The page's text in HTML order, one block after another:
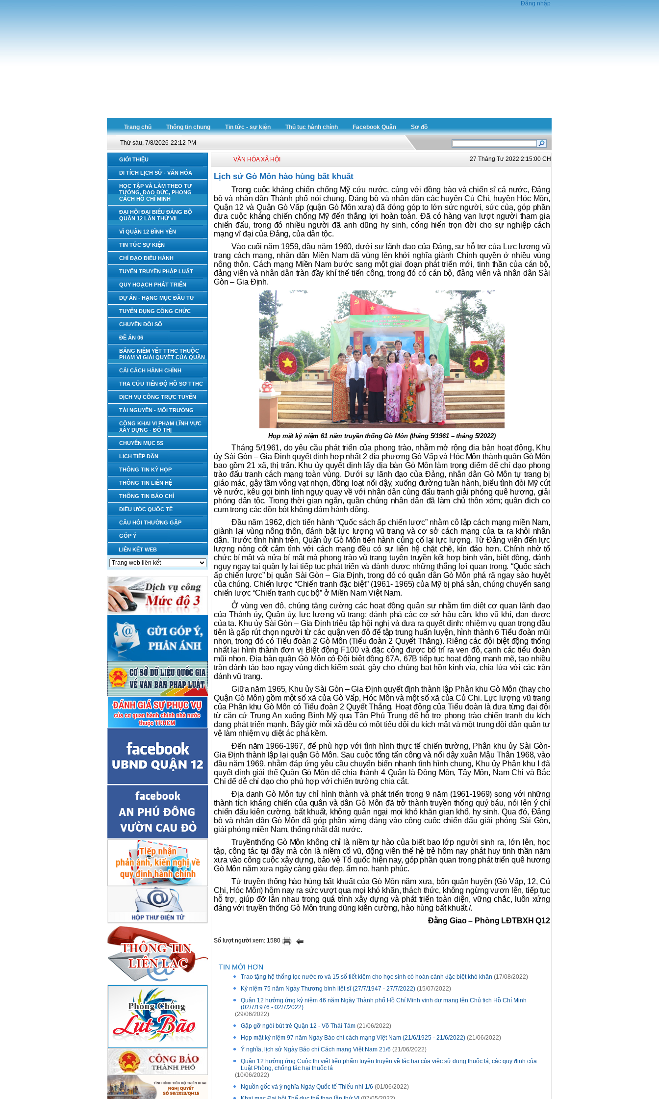
Đăng nhập
Trang chủ Thông tin chung Tin tức - sự kiện Thủ tục hành chính Facebook Quận Sơ đồ
Thứ sáu, 7/8/2026-22:12 PM
GIỚI THIỆU
DI TÍCH LỊCH SỬ - VĂN HÓA
HỌC TẬP VÀ LÀM THEO TƯ
TƯỞNG, ĐẠO ĐỨC, PHONG
CÁCH HỒ CHÍ MINH
ĐẠI HỘI ĐẠI BIỂU ĐẢNG BỘ
QUẬN 12 LẦN THỨ VII
VÌ QUẬN 12 BÌNH YÊN
TIN TỨC SỰ KIỆN
CHỈ ĐẠO ĐIỀU HÀNH
TUYÊN TRUYỀN PHÁP LUẬT
QUY HOẠCH PHÁT TRIỂN
DỰ ÁN - HẠNG MỤC ĐẦU TƯ
TUYỂN DỤNG CÔNG CHỨC
CHUYỂN ĐỔI SỐ
ĐỀ ÁN 06
BẢNG NIÊM YẾT TTHC THUỘC
PHẠM VI GIẢI QUYẾT CỦA QUẬN
CẢI CÁCH HÀNH CHÍNH
TRA CỨU TIẾN ĐỘ HỒ SƠ TTHC
DỊCH VỤ CÔNG TRỰC TUYẾN
TÀI NGUYÊN - MÔI TRƯỜNG
CÔNG KHAI VI PHẠM LĨNH VỰC
XÂY DỰNG - ĐÔ THỊ
CHUYÊN MỤC 5S
LỊCH TIẾP DÂN
THÔNG TIN KỲ HỌP
THÔNG TIN LIÊN HỆ
THÔNG TIN BÁO CHÍ
ĐIỀU ƯỚC QUỐC TẾ
CÂU HỎI THƯỜNG GẶP
GÓP Ý
LIÊN KẾT WEB
VĂN HÓA XÃ HỘI 27 Tháng Tư 2022 2:15:00 CH
Lịch sử Gò Môn hào hùng bất khuất
Trong cuộc kháng chiến chống Mỹ cứu nước, cùng với đồng bào và chiến sĩ cả nước, Đảng
bộ và nhân dân Thành phố nói chung, Đảng bộ và nhân dân các huyện Củ Chi, huyện Hóc Môn,
Quận 12 và Quận Gò Vấp (quận Gò Môn xưa) đã đóng góp to lớn sức người, sức của, góp phần
đưa cuộc kháng chiến chống Mỹ đến thắng lợi hoàn toàn. Đã có hàng vạn lượt người tham gia
chiến đấu, trong đó nhiều người đã anh dũng hy sinh, cống hiến trọn đời cho sự nghiệp cách
mạng vĩ đại của Đảng, của dân tộc.
Vào cuối năm 1959, đầu năm 1960, dưới sự lãnh đạo của Đảng, sự hỗ trợ của Lực lượng vũ
trang cách mạng, nhân dân Miền Nam đã vùng lên khởi nghĩa giành Chính quyền ở nhiều vùng
nông thôn. Cách mạng Miền Nam bước sang một giai đoạn phát triển mới, tinh thần của cán bộ,
đảng viên và nhân dân tràn đầy khí thế tiến công, trong đó có cán bộ, đảng viên và nhân dân Sài
Gòn – Gia Định.
Họp mặt kỷ niệm 61 năm truyền thống Gò Môn (tháng 5/1961 – tháng 5/2022)
Tháng 5/1961, do yêu cầu phát triển của phong trào, nhằm mở rộng địa bàn hoạt động, Khu
ủy Sài Gòn – Gia Định quyết định hợp nhất 2 địa phương Gò Vấp và Hóc Môn thành quận Gò Môn
bao gồm 21 xã, thị trấn. Khu ủy quyết định lấy địa bàn Gò Môn làm trọng điểm để chỉ đạo phong
trào đấu tranh cách mạng toàn vùng. Dưới sự lãnh đạo của Đảng, nhân dân Gò Môn tự trang bị
giáo mác, gậy tầm vông vạt nhọn, đồng loạt nổi dậy, xuống đường tuần hành, biểu tình đòi Mỹ cút
về nước, kêu gọi binh lính ngụy quay về với nhân dân cùng đấu tranh giải phóng quê hương, giải
phóng dân tộc. Trong thời gian ngắn, quần chúng nhân dân đã làm chủ thôn xóm; quân địch co
cụm trong các đồn bót không dám hành động.
Đầu năm 1962, địch tiến hành “Quốc sách ấp chiến lược” nhằm cô lập cách mạng miền Nam,
giành lại vùng nông thôn, đánh bật lực lượng vũ trang và cơ sở cách mạng của ta ra khỏi nhân
dân. Trước tình hình trên, Quân ủy Gò Môn tiến hành củng cố lại lực lượng. Từ Đảng viên đến lực
lượng nòng cốt cảm tình với cách mạng đều có sự liên hệ chặt chẽ, kín đáo hơn. Chính nhờ tổ
chức bí mật và nửa bí mật mà phong trào vũ trang tuyên truyền kết hợp binh vận, biệt động, đánh
ngụy ngay tại quận lỵ lại tiếp tục phát triển và dành được những thắng lợi quan trọng. “Quốc sách
ấp chiến lược” bị quân Sài Gòn – Gia Định, trong đó có quân dân Gò Môn phá rã ngay sào huyệt
của chúng. Chiến lược “Chiến tranh đặc biệt” (1961- 1965) của Mỹ bị phá sản, chúng chuyển sang
chiến lược “Chiến tranh cục bộ” ở Miền Nam Việt Nam.
Ở vùng ven đô, chúng tăng cường các hoạt động quân sự nhằm tìm diệt cơ quan lãnh đạo
của Thành ủy, Quận ủy, lực lượng vũ trang; đánh phá các cơ sở hậu cần, kho vũ khí, đạn dược
của ta. Khu ủy Sài Gòn – Gia Định triệu tập hội nghị và đưa ra quyết định: nhiệm vụ quan trọng đầu
tiên là gấp rút chọn người từ các quận ven đô để tập trung huấn luyện, hình thành 6 Tiểu đoàn mũi
nhọn, trong đó có Tiểu đoàn 2 Gò Môn (Tiểu đoàn 2 Quyết Thắng). Riêng các đội biệt động thống
nhất lại hình thành đơn vị Biệt động F100 và đặc công được bố trí ra ven đô, cạnh các tiểu đoàn
mũi nhọn. Địa bàn quận Gò Môn có Đội biệt động 67A, 67B tiếp tục hoạt động mạnh mẽ, tạo nhiều
trận đánh táo bạo ngay vùng địch kiểm soát, gây cho chúng bạt hồn kinh vía, chia lửa với các trận
đánh vũ trang.
Giữa năm 1965, Khu ủy Sài Gòn – Gia Định quyết định thành lập Phân khu Gò Môn (thay cho
Quận Gò Môn) gồm một số xã của Gò Vấp, Hóc Môn và một số xã của Củ Chi. Lực lượng vũ trang
của Phân khu Gò Môn có Tiểu đoàn 2 Quyết Thắng. Hoạt động của Tiểu đoàn là đưa từng đại đội
từ căn cứ Trung An xuống Bình Mỹ qua Tân Phú Trung để hỗ trợ phong trào chiến tranh du kích
đang phát triển mạnh. Bấy giờ mỗi xã đều có một tiểu đội du kích mật và một trung đội dân quân tự
vệ làm nhiệm vụ diệt ác phá kềm.
Đến năm 1966-1967, để phù hợp với tình hình thực tế chiến trường, Phân khu ủy Sài Gòn-
Gia Định thành lập lại quận Gò Môn. Sau cuộc tổng tấn công và nổi dậy xuân Mậu Thân 1968, vào
đầu năm 1969, nhằm đáp ứng yêu cầu chuyển biến nhanh tình hình chung, Khu ủy Phân khu I đã
quyết định giải thể Quận Gò Môn để chia thành 4 Quận là Đông Môn, Tây Môn, Nam Chi và Bắc
Chi để dễ chỉ đạo cho phù hợp với chiến trường chia cắt.
Địa danh Gò Môn tuy chỉ hình thành và phát triển trong 9 năm (1961-1969) song với những
thành tích kháng chiến của quân và dân Gò Môn đã trở thành truyền thống quý báu, nói lên ý chí
chiến đấu kiên cường, bất khuất, không quản ngại mọi khó khăn gian khổ, hy sinh. Qua đó, Đảng
bộ và nhân dân Gò Môn đã góp phần xứng đáng vào công cuộc chiến đấu giải phóng Sài Gòn,
giải phóng miền Nam, thống nhất đất nước.
Truyềnthống Gò Môn không chỉ là niềm tự hào của biết bao lớp người sinh ra, lớn lên, học
tập, công tác tại đây mà còn là niềm cổ vũ, động viên thế hệ trẻ hôm nay phát huy tinh thần năm
xưa vào công cuộc xây dựng, bảo vệ Tổ quốc hiện nay, góp phần quan trọng phát triển quê hương
Gò Môn năm xưa ngày càng giàu đẹp, ấm no, hạnh phúc.
Từ truyền thống hào hùng bất khuất của Gò Môn năm xưa, bốn quận huyện (Gò Vấp, 12, Củ
Chi, Hóc Môn) hôm nay ra sức vượt qua mọi khó khăn, thách thức, không ngừng vươn lên, tiếp tục
hỗ trợ, giúp đỡ lẫn nhau trong quá trình xây dựng và phát triển toàn diện, vững chắc, luôn xứng
đáng với truyền thống Gò Môn trung dũng kiên cường, hào hùng bất khuất./.
Đằng Giao – Phòng LĐTBXH Q12
Số lượt người xem: 1580
TIN MỚI HƠN
Trao tặng hệ thống lọc nước ro và 15 sổ tiết kiệm cho học sinh có hoàn cảnh đặc biệt khó khăn (17/08/2022)
Kỷ niệm 75 năm Ngày Thương binh liệt sĩ (27/7/1947 - 27/7/2022) (15/07/2022)
Quận 12 hưởng ứng kỷ niệm 46 năm Ngày Thành phố Hồ Chí Minh vinh dự mang tên Chủ tịch Hồ Chí Minh
(02/7/1976 - 02/7/2022)
(29/06/2022)
Gặp gỡ ngòi bút trẻ Quận 12 - Võ Thái Tám (21/06/2022)
Họp mặt kỷ niệm 97 năm Ngày Báo chí cách mạng Việt Nam (21/6/1925 - 21/6/2022) (21/06/2022)
Ý nghĩa, lịch sử Ngày Báo chí Cách mạng Việt Nam 21/6 (21/06/2022)
Quận 12 hưởng ứng Cuộc thi viết tiểu phẩm tuyên truyền về tác hại của việc sử dụng thuốc lá, các quy định của
Luật Phòng, chống tác hại thuốc lá
(10/06/2022)
Nguồn gốc và ý nghĩa Ngày Quốc tế Thiếu nhi 1/6 (01/06/2022)